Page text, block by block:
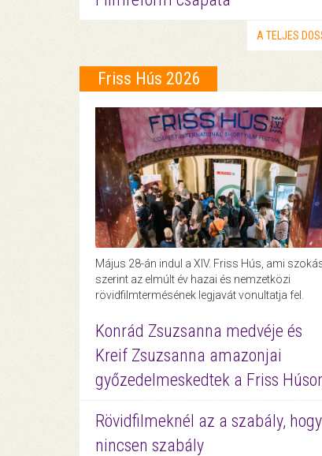
A TELJES
Friss Hús 2026
Május 28-án indul a XIV. Friss Hús, ami
szerint az elmúlt év hazai és nemzetközi
rövidfilmtermésének legjavát vonultatja fel.
Konrád Zsuzsanna medvéje és
Kreif Zsuzsanna amazonjai
győzedelmeskedtek a Friss
Rövidfilmeknél az a szabály, hogy
nincsen szabály